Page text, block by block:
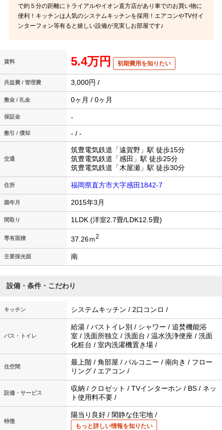
で約５分の距離にトライアルやイオン直方店があり車でのお買い物に
便利！キッチンは人気のシステムキッチンを採用！エアコンやTV付イ
ンターフォン等有ると嬉しい設備が充実しお部屋です♪
賃料 5.4万円 初期費用を知りたい
共益費 / 管理費 3,000円 /
敷金 / 礼金 0ヶ月 / 0ヶ月
保証金 -
敷引 / 償却 - / -
交通
筑豊電気鉄道「遠賀野」駅 徒歩15分
筑豊電気鉄道「感田」駅 徒歩25分
筑豊電気鉄道「木屋瀬」駅 徒歩30分
住所 福岡県直方市大字感田1842-7
築年月 2015年3月
間取り 1LDK (洋室2.7畳/LDK12.5畳)
専有面積 37.26ｍ2
主要採光面 南
設備・条件・こだわり
キッチン システムキッチン / 2口コンロ /
バス・トイレ
給湯 / バストイレ別 / シャワー / 追焚機能浴
室 / 洗面所独立 / 洗面台 / 温水洗浄便座 / 洗面
化粧台 / 室内洗濯機置き場 /
住空間
最上階 / 角部屋 / バルコニー / 南向き / フロー
リング / エアコン /
設備・サービス
収納 / クロゼット / TVインターホン / BS / ネッ
ト使用料不要 /
特徴
陽当り良好 / 閑静な住宅地 /
もっと詳しい情報を知りたい